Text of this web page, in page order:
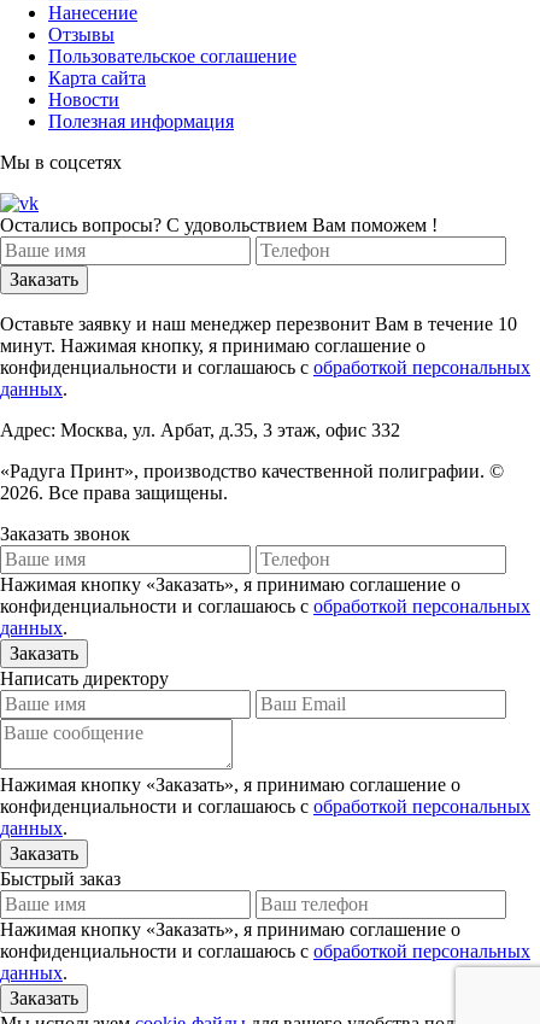
Нанесение
Отзывы
Пользовательское соглашение
Карта сайта
Новости
Полезная информация
Мы в соцсетях
Остались вопросы? С удовольствием Вам поможем !
Оставьте заявку и наш менеджер перезвонит Вам в течение 10
минут. Нажимая кнопку, я принимаю соглашение о
конфиденциальности и соглашаюсь с обработкой персональных
данных.
Адрес: Москва, ул. Арбат, д.35, 3 этаж, офис 332
«Радуга Принт», производство качественной полиграфии. ©
2026. Все права защищены.
Заказать звонок
Нажимая кнопку «Заказать», я принимаю соглашение о
конфиденциальности и соглашаюсь с обработкой персональных
данных.
Написать директору
Нажимая кнопку «Заказать», я принимаю соглашение о
конфиденциальности и соглашаюсь с обработкой персональных
данных.
Быстрый заказ
Нажимая кнопку «Заказать», я принимаю соглашение о
конфиденциальности и соглашаюсь с обработкой персональных
данных.